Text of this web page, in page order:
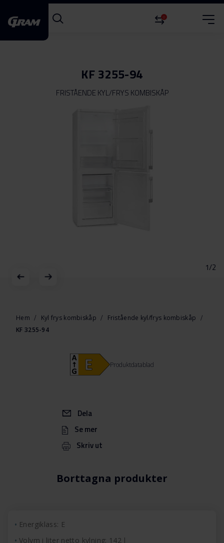
0
KF 3255-94
FRISTÅENDE KYL/FRYS KOMBISKÅP
1/2
början
Hem Kyl frys kombiskåp
Fristående kyl/frys kombiskåp
KF 3255-94
Borttagna produkter
Dela
Se mer
Skriv ut
Produktdatablad
Energiklass: E
Volym i liter netto kylning: 142 l